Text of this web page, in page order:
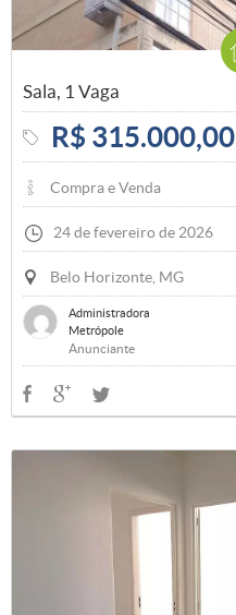
Sala, 1 Vaga
R$ 315.000,00
Compra e Venda
24 de fevereiro de 2026
Belo Horizonte, MG
Administradora
Metrópole
Anunciante